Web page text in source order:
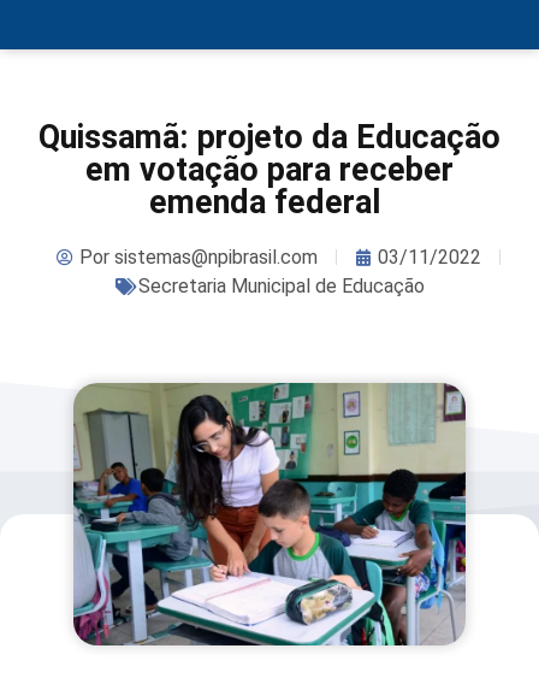
Quissamã: projeto da Educação
em votação para receber
emenda federal
Por sistemas@npibrasil.com
03/11/2022
Secretaria Municipal de Educação